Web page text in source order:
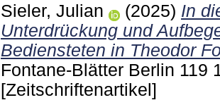
Sieler, Julian
(2025) In
Unterdrückung und
Bediensteten in Theodor
Fontane-Blätter Berlin 119
[Zeitschriftenartikel]